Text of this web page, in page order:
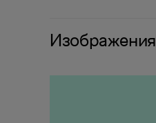
Изображения